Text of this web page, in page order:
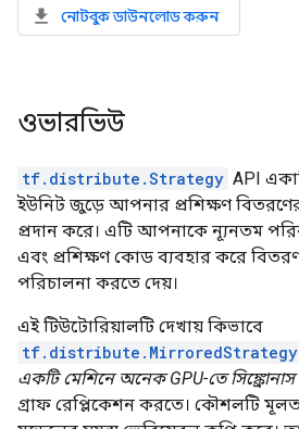
নোটবুক ডাউনলোড করুন
ওভারভিউ
tf.distribute.Strategy API
ইউনিট জুড়ে আপনার প্রশিক্ষণ
প্রদান করে। এটি আপনাকে ন্যূনতম
এবং প্রশিক্ষণ কোড ব্যবহার করে
পরিচালনা করতে দেয়।
এই টিউটোরিয়ালটি দেখায় কিভাবে
tf.distribute.MirroredStrategy
একটি মেশিনে অনেক GPU-তে সিঙ্ক্রোনাস
গ্রাফ রেপ্লিকেশন করতে। কৌশলটি মূলত